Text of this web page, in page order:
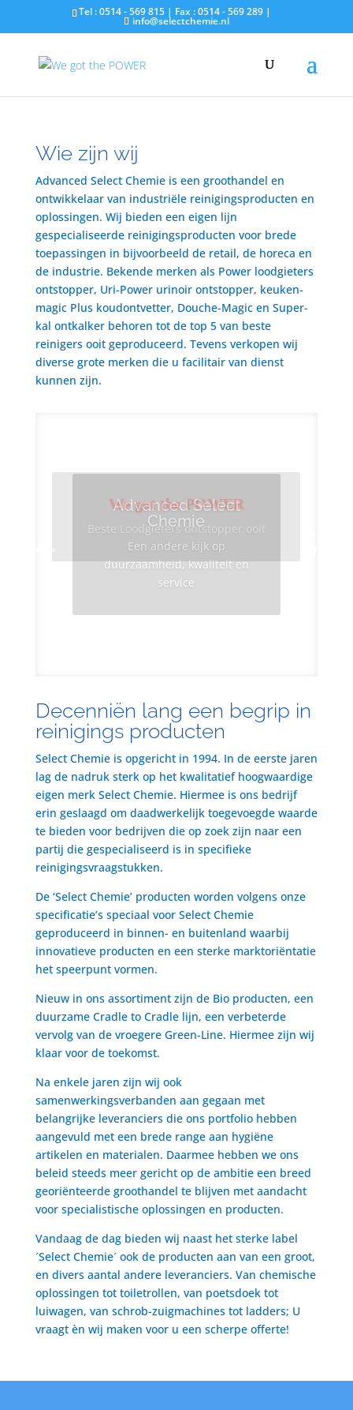
Tel : 0514 - 569 815 | Fax : 0514 - 569 289 |
info@selectchemie.nl
Wie zijn wij
Advanced Select Chemie is een groothandel en
ontwikkelaar van industriële reinigingsproducten en
oplossingen. Wij bieden een eigen lijn
gespecialiseerde reinigingsproducten voor brede
toepassingen in bijvoorbeeld de retail, de horeca en
de industrie. Bekende merken als Power loodgieters
ontstopper, Uri-Power urinoir ontstopper, keuken-
magic Plus koudontvetter, Douche-Magic en Super-
kal ontkalker behoren tot de top 5 van beste
reinigers ooit geproduceerd. Tevens verkopen wij
diverse grote merken die u facilitair van dienst
kunnen zijn.
Advanced Select
Chemie
Een andere kijk op
duurzaamheid, kwaliteit en
service
We got the POWER
Beste Loodgieters ontstopper ooit
Decenniën lang een begrip in
reinigings producten
Select Chemie is opgericht in 1994. In de eerste jaren
lag de nadruk sterk op het kwalitatief hoogwaardige
eigen merk Select Chemie. Hiermee is ons bedrijf
erin geslaagd om daadwerkelijk toegevoegde waarde
te bieden voor bedrijven die op zoek zijn naar een
partij die gespecialiseerd is in specifieke
reinigingsvraagstukken.
De ‘Select Chemie’ producten worden volgens onze
specificatie’s speciaal voor Select Chemie
geproduceerd in binnen- en buitenland waarbij
innovatieve producten en een sterke marktoriëntatie
het speerpunt vormen.
Nieuw in ons assortiment zijn de Bio producten, een
duurzame Cradle to Cradle lijn, een verbeterde
vervolg van de vroegere Green-Line. Hiermee zijn wij
klaar voor de toekomst.
Na enkele jaren zijn wij ook
samenwerkingsverbanden aan gegaan met
belangrijke leveranciers die ons portfolio hebben
aangevuld met een brede range aan hygiëne
artikelen en materialen. Daarmee hebben we ons
beleid steeds meer gericht op de ambitie een breed
georiënteerde groothandel te blijven met aandacht
voor specialistische oplossingen en producten.
Vandaag de dag bieden wij naast het sterke label
´Select Chemie´ ook de producten aan van een groot,
en divers aantal andere leveranciers. Van chemische
oplossingen tot toiletrollen, van poetsdoek tot
luiwagen, van schrob-zuigmachines tot ladders; U
vraagt èn wij maken voor u een scherpe offerte!